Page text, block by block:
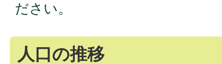
ださい。
人口の推移